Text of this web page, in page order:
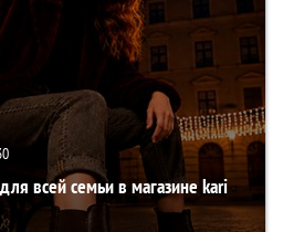
всей семьи в магазине kari